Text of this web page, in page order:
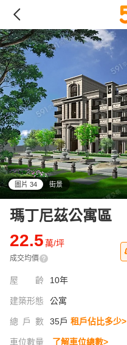
圖片 34 街景
瑪丁尼茲公寓區
22.5萬/坪
成交均價
屋齡 10年
建築形態 公寓
總戶數 35戶 租戶佔比多少>
車位數量 了解車位總數>